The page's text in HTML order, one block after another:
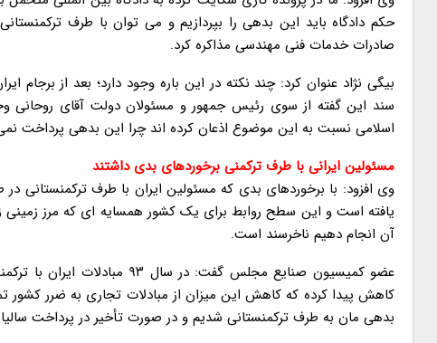
حکم دادگاه باید این بدهی را بپردازیم و می توان با طرف
صادرات خدمات فنی مهندسی مذاکره کرد.
بیگی نژاد عنوان کرد: چند نکته در این باره وجود دارد؛ بعد از برجام
سند این گفته از سوی رئیس جمهور و مسئولان دولت آقای روحانی
اسلامی نسبت به این موضوع اذعان کرده اند چرا این بدهی پرداخت
مسئولین ایرانی با طرف ترکمنی برخوردهای بدی داشتند
وی افزود: با برخوردهای بدی که مسئولین ایران با طرف
یافته است و این سطح روابط برای یک کشور همسایه ای که مرز زمینی
آن انجام دهیم ناخرسند است.
کاهش پیدا کرده که کاهش این میزان از مبادلات تجاری به ضرر کشور
بدهی مان به طرف ترکمنستانی شدیم و در صورت تأخیر در پرداخت سالیانه باید حدود ۵ درصد جریمه